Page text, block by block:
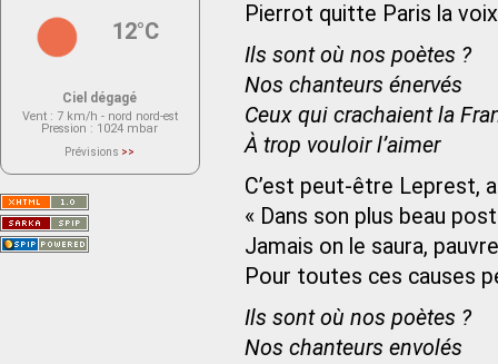
Pierrot quitte Paris la
Ils sont où nos poètes ?
Nos chanteurs énervés
Ceux qui crachaient la
À trop vouloir l’aimer
C’est peut-être Leprest,
« Dans son plus beau
Jamais on le saura,
Pour toutes ces causes
Ils sont où nos poètes ?
Nos chanteurs envolés
12°C
Ciel dégagé
Vent : 7 km/h - nord nord-est
Pression : 1024 mbar
Prévisions >>
actuellement aucune prévision
Saint-Nom.
Veuillez consulter le message du
service ci-dessous.
(401 - Invalid API key. Please see
https://openweathermap.org/faq#error401